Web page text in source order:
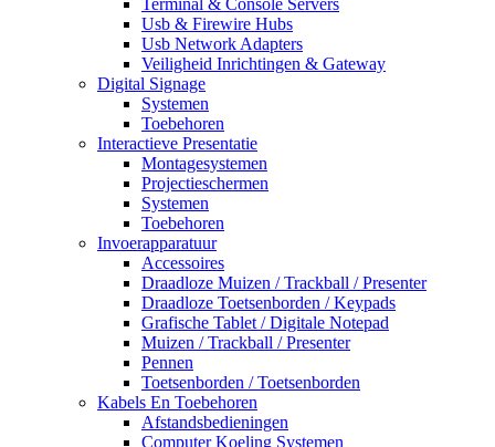
Usb & Firewire Hubs
Usb Network Adapters
Veiligheid Inrichtingen & Gateway
Digital Signage
Systemen
Toebehoren
Interactieve Presentatie
Montagesystemen
Projectieschermen
Systemen
Toebehoren
Invoerapparatuur
Accessoires
Draadloze Muizen / Trackball / Presenter
Draadloze Toetsenborden / Keypads
Grafische Tablet / Digitale Notepad
Muizen / Trackball / Presenter
Pennen
Toetsenborden / Toetsenborden
Kabels En Toebehoren
Afstandsbedieningen
Computer Koeling Systemen